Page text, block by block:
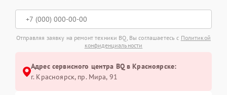
Отправляя заявку на ремонт техники BQ, Вы соглашаетесь с Политикой
конфиденциальности
Адрес сервисного центра BQ в Красноярске:
г. Красноярск, ​пр. Мира, 91